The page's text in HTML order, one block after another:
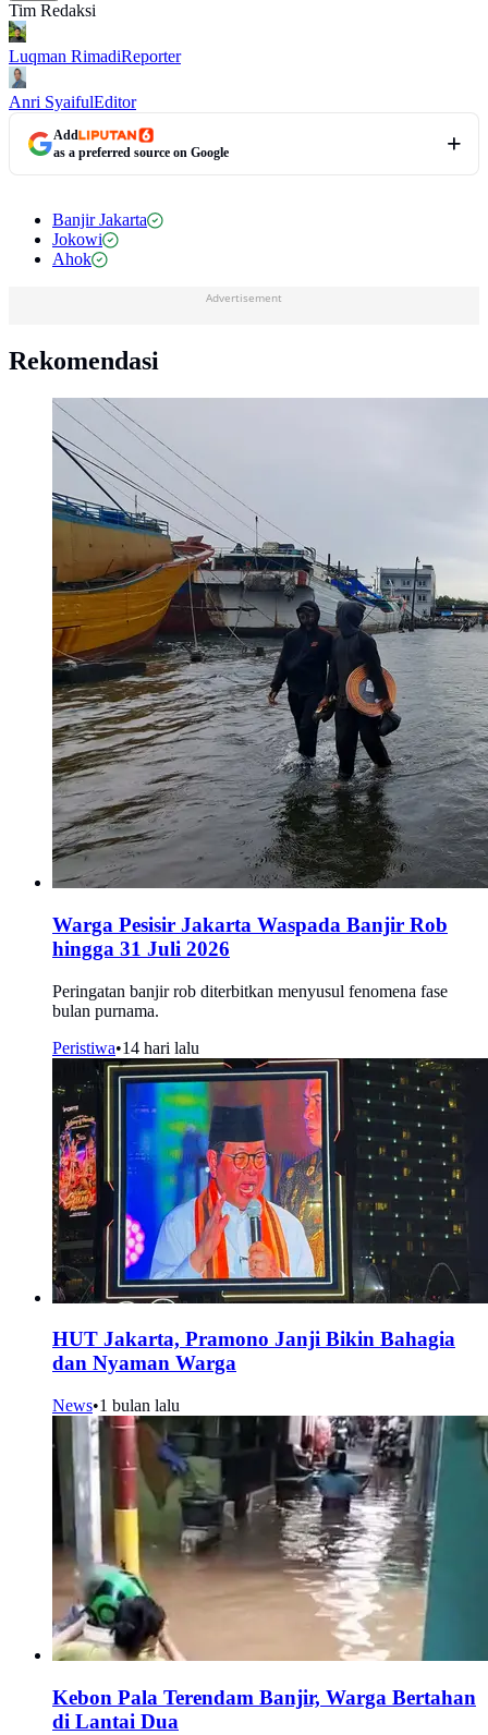
Tim Redaksi
Luqman RimadiReporter
Anri SyaifulEditor
Add
as a preferred source on Google
Banjir Jakarta
Jokowi
Ahok
Advertisement
Rekomendasi
Warga Pesisir Jakarta Waspada Banjir Rob
hingga 31 Juli 2026
Peringatan banjir rob diterbitkan menyusul fenomena fase
bulan purnama.
Peristiwa•14 hari lalu
HUT Jakarta, Pramono Janji Bikin Bahagia
dan Nyaman Warga
News•1 bulan lalu
Kebon Pala Terendam Banjir, Warga Bertahan
di Lantai Dua